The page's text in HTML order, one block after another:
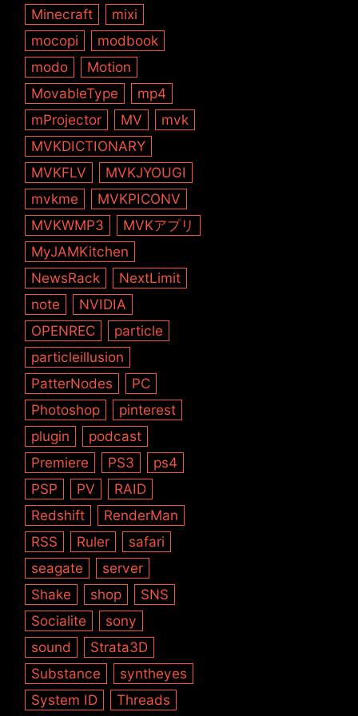
Minecraft
mixi
mocopi
modbook
modo
Motion
MovableType
mp4
mProjector
MV
mvk
MVKDICTIONARY
MVKFLV
MVKJYOUGI
mvkme
MVKPICONV
MVKWMP3
MVKアプリ
MyJAMKitchen
NewsRack
NextLimit
note
NVIDIA
OPENREC
particle
particleillusion
PatterNodes
PC
Photoshop
pinterest
plugin
podcast
Premiere
PS3
ps4
PSP
PV
RAID
Redshift
RenderMan
RSS
Ruler
safari
seagate
server
Shake
shop
SNS
Socialite
sony
sound
Strata3D
Substance
syntheyes
System ID
Threads